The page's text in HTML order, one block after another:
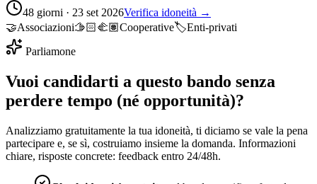
48 giorni · 23 set 2026Verifica idoneità →
🤝Associazioni🫱🏻‍🫲🏽Cooperative🏷️Enti-privati
Parliamone
Vuoi candidarti a questo bando senza
perdere tempo (né opportunità)?
Analizziamo gratuitamente la tua idoneità, ti diciamo se vale la pena
partecipare e, se sì, costruiamo insieme la domanda. Informazioni
chiare, risposte concrete: feedback entro 24/48h.